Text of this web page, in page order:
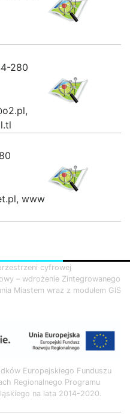
280
www
cyfrowej
– wdrożenie Zintegrowanego
Miastem wraz z modułem GIS
Europejskiego Funduszu
Regionalnego Programu
na lata 2014-2020.